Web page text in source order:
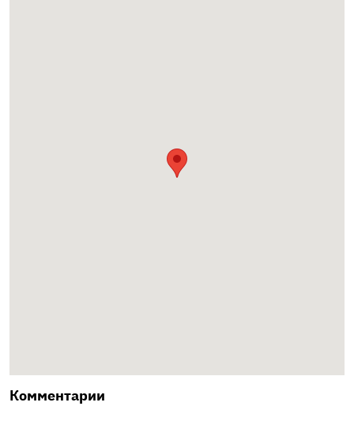
Комментарии